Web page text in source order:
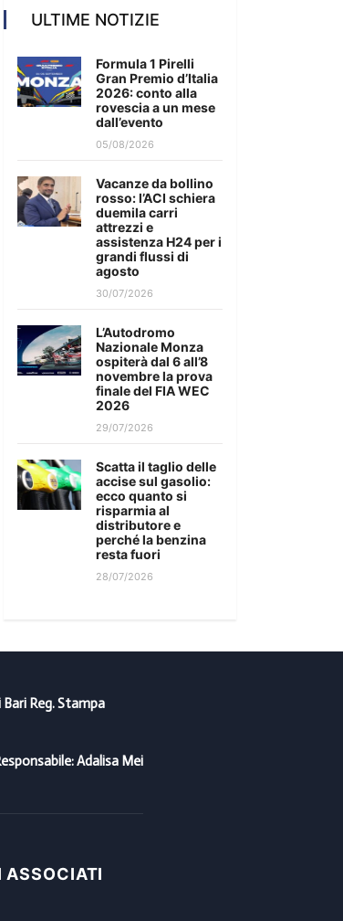
ULTIME NOTIZIE
Formula 1 Pirelli
Gran Premio d’Italia
2026: conto alla
rovescia a un mese
dall’evento
05/08/2026
Vacanze da bollino
rosso: l’ACI schiera
duemila carri
attrezzi e
assistenza H24 per i
grandi flussi di
agosto
30/07/2026
L’Autodromo
Nazionale Monza
ospiterà dal 6 all’8
novembre la prova
finale del FIA WEC
2026
29/07/2026
Scatta il taglio delle
accise sul gasolio:
ecco quanto si
risparmia al
distributore e
perché la benzina
resta fuori
28/07/2026
Reg. Stampa
Adalisa Mei
ASSOCIATI